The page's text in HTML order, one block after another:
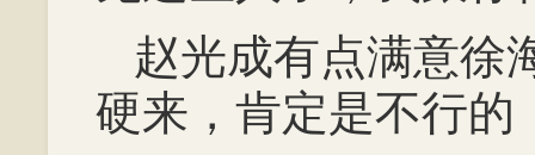
赵光成有点满意徐
硬来，肯定是不行的